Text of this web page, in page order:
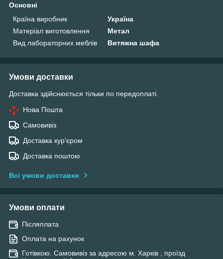
Основні
Країна виробник
Україна
Матеріал виготовлення
Метал
Вид лабораторних меблів
Витяжна шафа
Умови доставки
Доставка здійснюється тільки по передоплаті.
Нова Пошта
Самовивіз
Доставка кур'єром
Доставка поштою
Всі умови доставки
Умови оплати
Післяплата
Оплата на рахунок
Готівкою. Самовивіз за адресою м. Харків , проїзд